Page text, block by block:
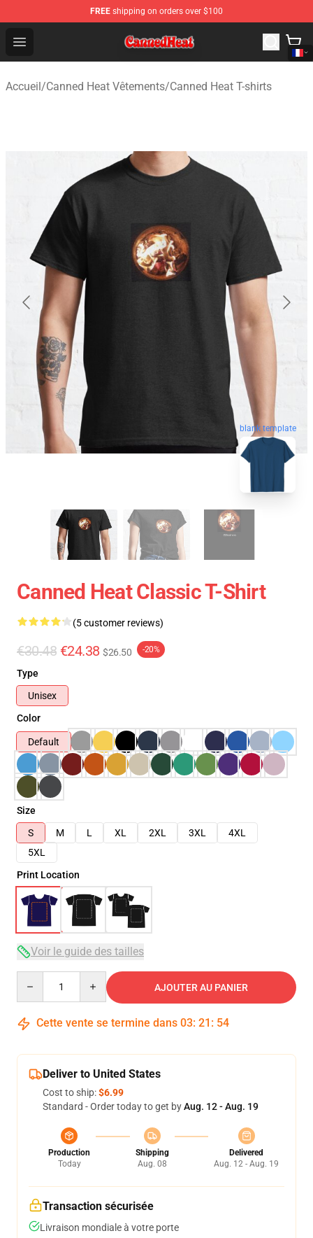
FREE shipping on orders over $100
Open menu
Canned Heat Store - Official Canned Heat Merchandise
Accueil/Canned Heat Vêtements/Canned Heat T-shirts
blank template
Canned Heat Classic T-Shirt
(5 customer reviews)
€30.48 €24.38 $26.50 -20%
Type
Unisex
Color
Default
Size
S
M L XL 2XL 3XL
4XL
5XL
Print Location
Voir le guide des tailles
AJOUTER AU PANIER
Cette vente se termine dans 03: 21 : 54
Deliver to United States
Cost to ship:$6.99
Standard - Order today to get byAug. 12 - Aug. 19
Production
Today
Shipping
Aug. 08
Delivered
Aug. 12 - Aug. 19
Transaction sécurisée
Livraison mondiale à votre porte